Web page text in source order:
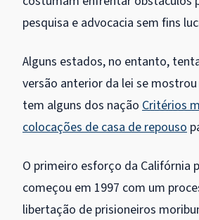
pesquisa e advocacia sem fins
Alguns estados, no entanto,
versão anterior da lei se
tem alguns dos nação Critérios
colocações de casa de repouso
O primeiro esforço da Califórnia
começou em 1997 com um
libertação de prisioneiros